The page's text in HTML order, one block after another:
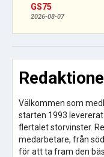
GS75
2026-08-07
Välkommen som
starten 1993
flertalet storvinster.
medarbetare, från
för att ta fram den